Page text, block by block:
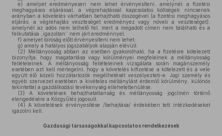
e) amelyet eredményesen nem lehet érvényesíteni, amelynél a fizetési
meghagyásos eljárással, a végrehajtással kapcsolatos költségek nincsenek
arányban a követelés várhatóan behajtható összegével (a fizetési meghagyásos
eljárás, a végrehajtás veszteséget eredményez vagy növeli a veszteséget),
amelynél az adós nem lelhető fel, mert a megadott címen nem található és a
felkutatása „igazoltan” nem járt eredménnyel,
f) amelyet bíróság előtt érvényesíteni nem lehet,
g) amely a hatályos jogszabályok alapján elévült.
(2) Méltányosság abban az esetben gyakorolható, ha a fizetésre kötelezett
bizonyítja, hogy magatartása vagy körülményei megfelelnek a méltányosság
feltételeinek. A méltányosság feltételeinek vizsgálata során magánszemély
esetében azt kell mérlegelni, hogy a követelés kifizetése a kötelezett és a vele
együtt élő közeli hozzátartozók megélhetését veszélyezteti-e. Jogi személy és
egyéb szervezet esetében a kivételes méltánylást érdemlő körülmény, különös
tekintettel a gazdálkodási tevékenység ellehetetlenülése.
(3) A követelések behajthatatlanság és méltányosság jogcímén történő
elengedésére a Közgyűlés jogosult.
(4) A követelések érvényesítése /behajtása/ érdekében tett intézkedéseket
igazolni kell.
Gazdasági társaságokkal kapcsolatos rendelkezések